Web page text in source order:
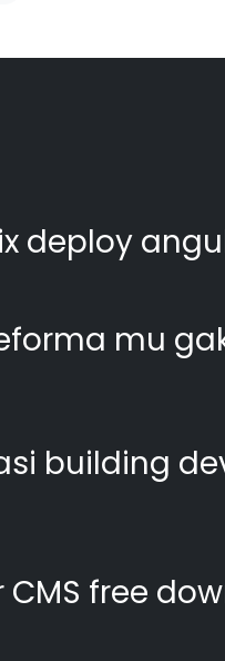
deploy
mu
building
CMS free